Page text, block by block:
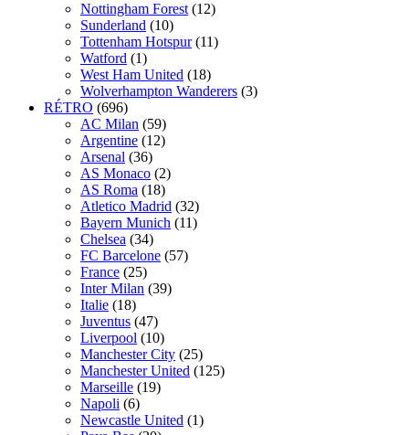
Nottingham Forest (12)
Sunderland (10)
Tottenham Hotspur (11)
Watford (1)
West Ham United (18)
Wolverhampton Wanderers (3)
RÉTRO (696)
AC Milan (59)
Argentine (12)
Arsenal (36)
AS Monaco (2)
AS Roma (18)
Atletico Madrid (32)
Bayern Munich (11)
Chelsea (34)
FC Barcelone (57)
France (25)
Inter Milan (39)
Italie (18)
Juventus (47)
Liverpool (10)
Manchester City (25)
Manchester United (125)
Marseille (19)
Napoli (6)
Newcastle United (1)